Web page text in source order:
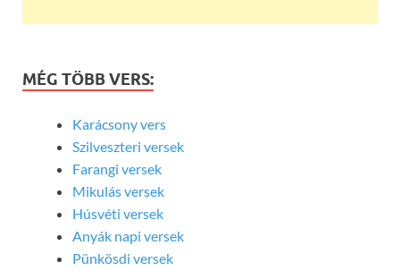
MÉG TÖBB VERS:
Karácsony vers
Szilveszteri versek
Farangi versek
Mikulás versek
Húsvéti versek
Anyák napi versek
Pünkösdi versek